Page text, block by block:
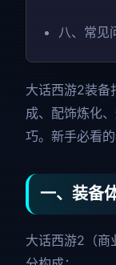
八、常见
大话西游2装备
成、配饰炼化
巧。新手必看
一、装备
大话西游2（商